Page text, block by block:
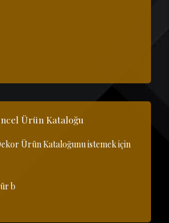
Ürün Kataloğu
Ürün Kataloğunu istemek için
b